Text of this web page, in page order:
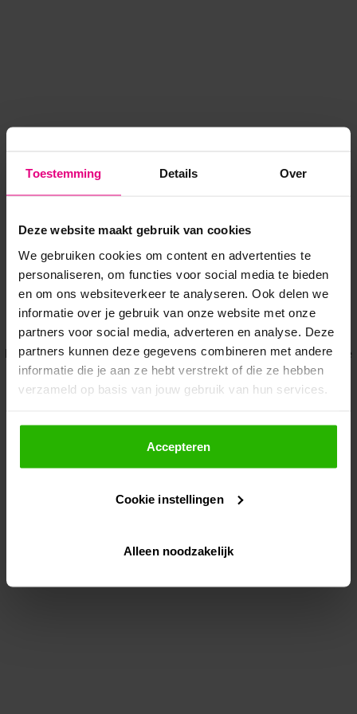
Toestemming Details Over
Deze website maakt gebruik van cookies
We gebruiken cookies om content en advertenties te
personaliseren, om functies voor social media te bieden
en om ons websiteverkeer te analyseren. Ook delen we
informatie over je gebruik van onze website met onze
partners voor social media, adverteren en analyse. Deze
partners kunnen deze gegevens combineren met andere
informatie die je aan ze hebt verstrekt of die ze hebben
verzameld op basis van jouw gebruik van hun services.
Als je op "Accepteer" klikt, dan geef je Voordeeluitjes.nl
toestemming om cookies voor social media en
gepersonaliseerde advertenties te plaatsen.
Lees hier meer over in onsprivacybeleid
Via "Cookie instellingen" kun je ook zelf instellen welke
Accepteren
Cookie instellingen
Alleen noodzakelijk
Application error: a client-side exception has occurred while
loadingwww.voordeeluitjes.nl (see the browser console for more
information).